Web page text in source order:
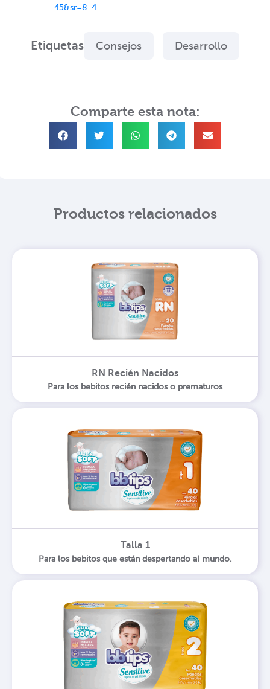
45&sr=8-4
Etiquetas Consejos Desarrollo
Comparte esta nota:
Productos relacionados
RN Recién Nacidos
Para los bebitos recién nacidos o prematuros
Talla 1
Para los bebitos que están despertando al mundo.